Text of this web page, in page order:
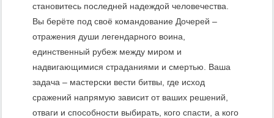
становитесь последней надеждой человечества.
Вы берёте под своё командование Дочерей –
отражения души легендарного воина,
единственный рубеж между миром и
надвигающимися страданиями и смертью. Ваша
задача – мастерски вести битвы, где исход
сражений напрямую зависит от ваших решений,
отваги и способности выбирать, кого спасти, а кого